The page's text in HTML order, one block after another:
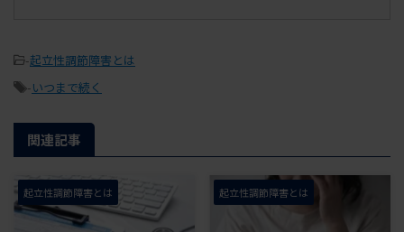
-起立性調節障害とは
-いつまで続く
関連記事
起立性調節障害とは 起立性調節障害とは